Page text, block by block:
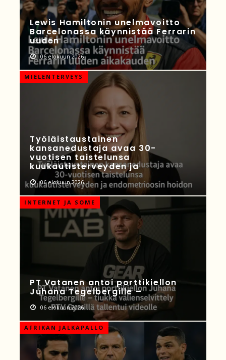
Lewis Hamiltonin unelmavoitto
Barcelonassa käynnistää Ferrarin
uuden
06 elokuun 2026
MIELENTERVEYS
Työläistaustainen
kansanedustaja avaa 30-
vuotisen taistelunsa
kuukautisterveyden ja
06 elokuun 2026
INTERNET JA SOME
PT Vatanen antoi porttikiellon
Juhana Tegelbergille –
06 elokuun 2026
AFRIKAN JALKAPALLO